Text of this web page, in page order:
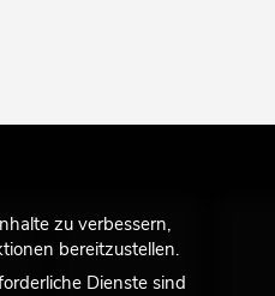
zu verbessern,
bereitzustellen.
Dienste sind